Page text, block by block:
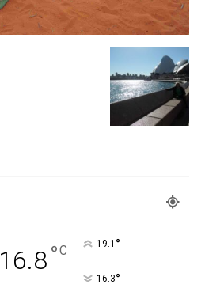
16.8°C 19.1 °
16.3°